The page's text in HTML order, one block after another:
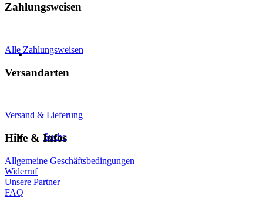
Suche
Zahlungsweisen
Alle Zahlungsweisen
Versandarten
Versand & Lieferung
Hilfe & Infos
Allgemeine Geschäftsbedingungen
Widerruf
Unsere Partner
FAQ